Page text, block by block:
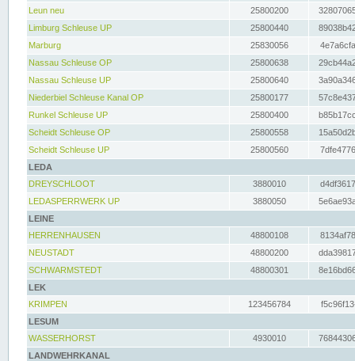
Leun neu
25800200
Limburg Schleuse UP
25800440
Marburg
25830056
Nassau Schleuse OP
25800638
Nassau Schleuse UP
25800640
Niederbiel Schleuse Kanal OP
25800177
Runkel Schleuse UP
25800400
Scheidt Schleuse OP
25800558
Scheidt Schleuse UP
25800560
LEDA
DREYSCHLOOT
3880010
LEDASPERRWERK UP
3880050
LEINE
HERRENHAUSEN
48800108
NEUSTADT
48800200
SCHWARMSTEDT
48800301
LEK
KRIMPEN
123456784
LESUM
WASSERHORST
4930010
LANDWEHRKANAL